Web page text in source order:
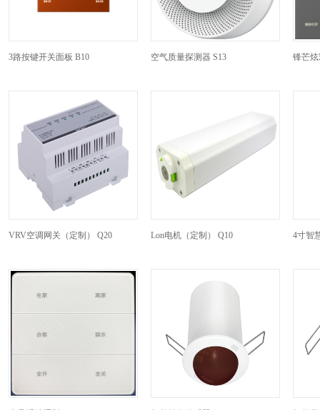
3路按键开关面板 B10 空气质量探测器 S13 锋芒
VRV空调网关（定制） Q20 Lon电机（定制） Q10 4寸智